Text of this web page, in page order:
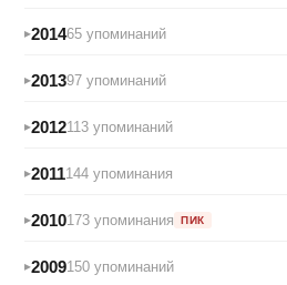
201465 упоминаний
201397 упоминаний
2012113 упоминаний
2011144 упоминания
2010173 упоминания ПИК
2009150 упоминаний